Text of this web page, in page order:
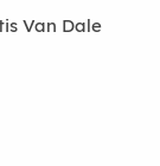
Van Dale